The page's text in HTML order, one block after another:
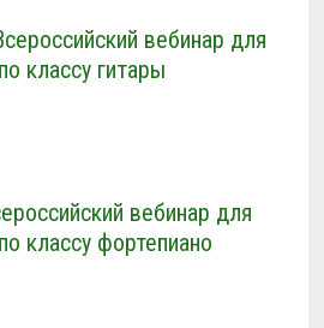
вебинар для
классу гитары
вебинар для
классу фортепиано